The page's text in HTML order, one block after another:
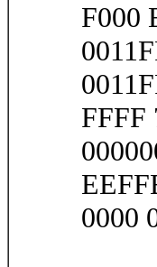
F000
FFFF
0000